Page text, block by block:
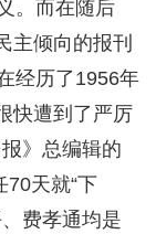
。而在随后
主倾向的报刊
经历了1956年
快遭到了严厉
》总编辑的
70天就“下
费孝通均是